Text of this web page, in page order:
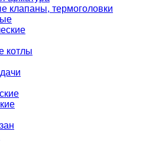
клапаны, термоголовки
котлы